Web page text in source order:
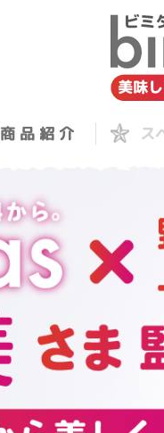
商 品 紹 介 ス